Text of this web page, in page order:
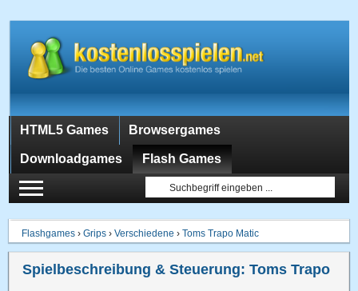
HTML5 Games Browsergames
Downloadgames Flash Games
Flashgames ›Grips ›Verschiedene ›Toms Trapo Matic
Spielbeschreibung & Steuerung:Toms Trapo